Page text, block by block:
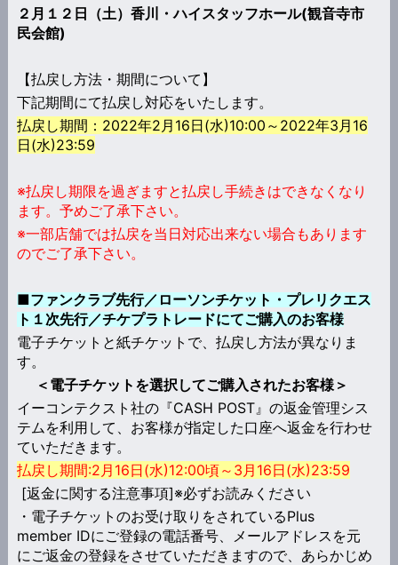
２月１２日（土）香川・ハイスタッフホール(観音寺市
民会館)
【払戻し方法・期間について】
下記期間にて払戻し対応をいたします。
払戻し期間：2022年2月16日(水)10:00～2022年3月16
日(水)23:59
※払戻し期限を過ぎますと払戻し手続きはできなくなり
ます。予めご了承下さい。
※一部店舗では払戻を当日対応出来ない場合もあります
のでご了承下さい。
■ファンクラブ先行／ローソンチケット・プレリクエス
ト１次先行／チケプラトレードにてご購入のお客様
電子チケットと紙チケットで、払戻し方法が異なりま
す。
＜電子チケットを選択してご購入されたお客様＞
イーコンテクスト社の『CASH POST』の返金管理シス
テムを利用して、お客様が指定した口座へ返金を行わせ
ていただきます。
払戻し期間:2月16日(水)12:00頃～3月16日(水)23:59
[返金に関する注意事項]※必ずお読みください
・電子チケットのお受け取りをされているPlus
member IDにご登録の電話番号、メールアドレスを元
にご返金の登録をさせていただきますので、あらかじめ